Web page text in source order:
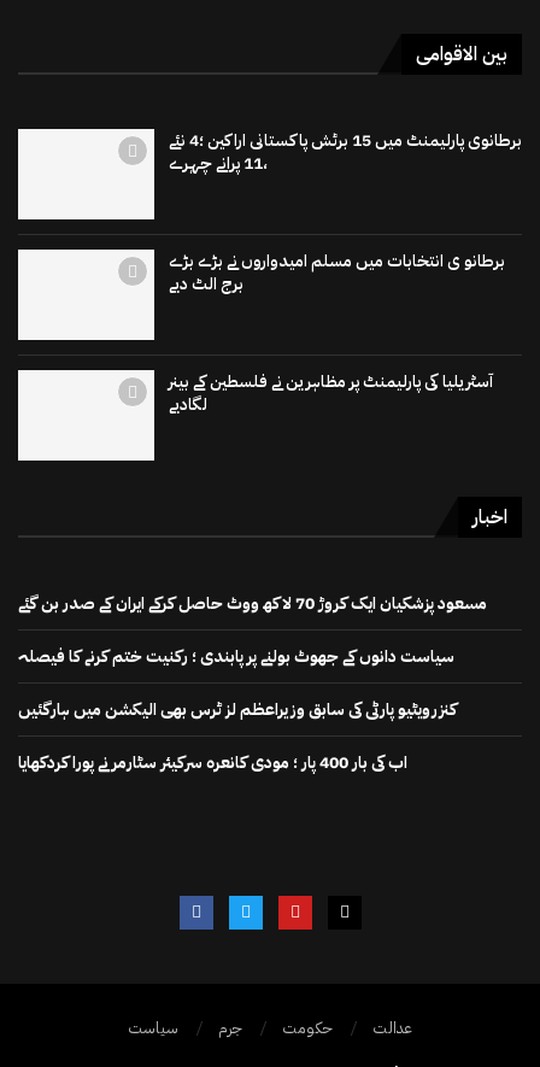
بین الاقوامی
برطانوی پارلیمنٹ میں 15 برٹش پاکستانی اراکین ؛4 نئے
،11 پرانے چہرے
برطانو ی انتخابات میں مسلم امیدواروں نے بڑے بڑے
برج الٹ دیے
آسٹریلیا کی پارلیمنٹ پر مظاہرین نے فلسطین کے بینر
لگادیے
اخبار
مسعود پزشکیان ایک کروڑ 70 لاکھ ووٹ حاصل کرکے ایران کے صدر بن گئے
سیاست دانوں کے جھوٹ بولنے پر پابندی ؛ رکنیت ختم کرنے کا فیصلہ
کنزرویٹیو پارٹی کی سابق وزیراعظم لز ٹرس بھی الیکشن میں ہارگئیں
اب کی بار 400 پار ؛ مودی کانعرہ سرکیئر سٹارمر نے پورا کردکھایا
سیاست جرم حکومت عدالت